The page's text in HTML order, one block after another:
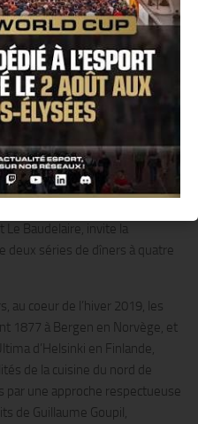
patio s’est mué pour l’hiver en
aux troncs blancs et
de mystère, Guillaume
Baudelaire, invite la
deux séries de dîners à quatre
au coeur de l’hiver 2019, les
1877 à Bergen en Norvège, et
d’Helsinki en Finlande,
de la cuisine du nord de
par une approche respectueuse
de Guillaume Goupil,